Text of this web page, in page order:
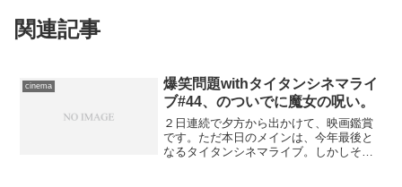
関連記事
cinema
爆笑問題withタイタンシネマライ
ブ#44、のついでに魔女の呪い。
２日連続で夕方から出かけて、映画鑑賞
です。ただ本日のメインは、今年最後と
なるタイタンシネマライブ。しかしその